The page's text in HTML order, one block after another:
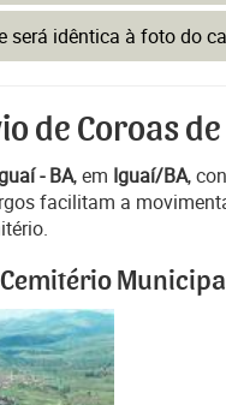
será idêntica à foto do
de Coroas
- BA, em Iguaí/BA,
facilitam a